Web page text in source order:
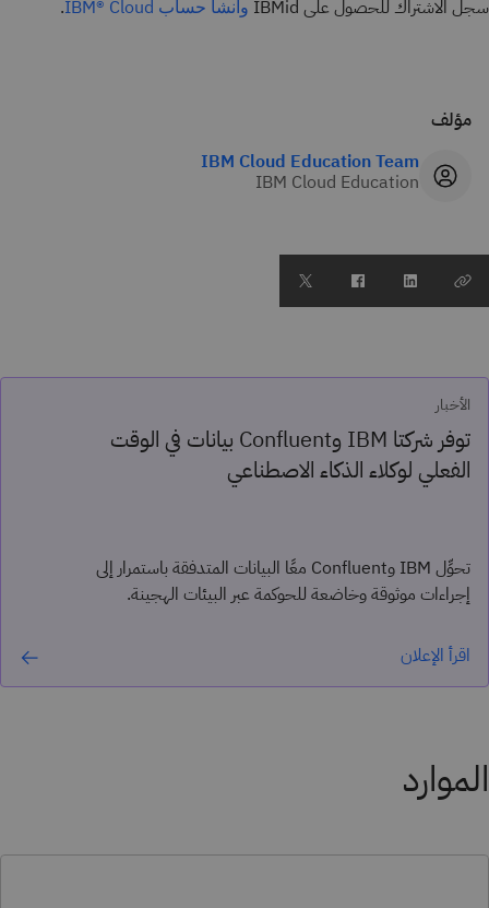
سجل الاشتراك للحصول على IBMid وأنشأ حساب IBM® Cloud .
مؤلف
IBM Cloud Education Team
IBM Cloud Education
الأخبار
توفر شركتا IBM وConfluent بيانات في الوقت
الفعلي لوكلاء الذكاء الاصطناعي
تحوِّل IBM وConfluent معًا البيانات المتدفقة باستمرار إلى
إجراءات موثوقة وخاضعة للحوكمة عبر البيئات الهجينة.
اقرأ الإعلان
الموارد